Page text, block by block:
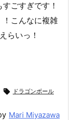
ごすぎです！
！こんなに複雑
らいっ！
 ドラゴンボール
Mari Miyazawa